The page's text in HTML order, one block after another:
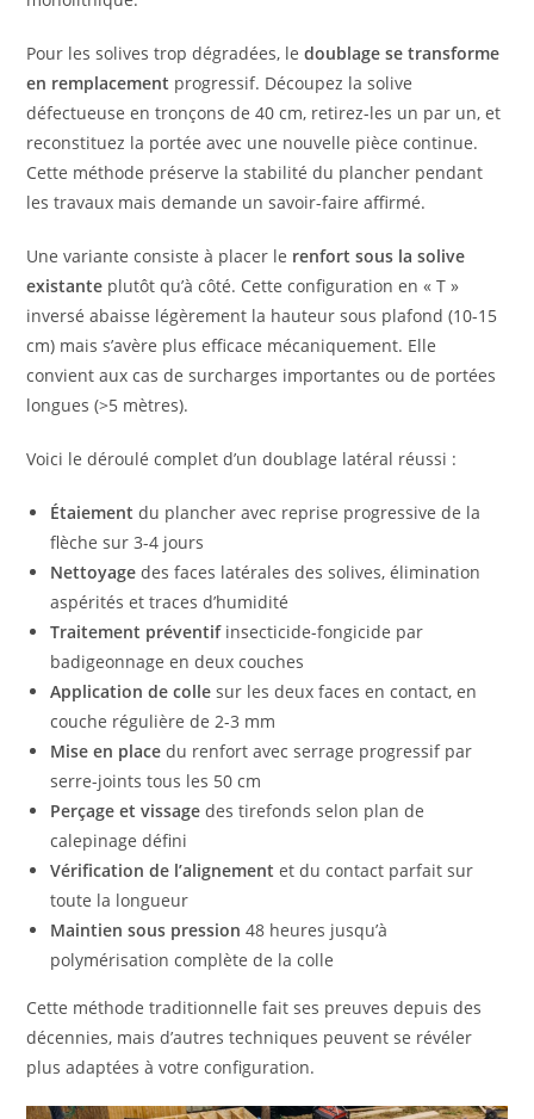
Pour les solives trop dégradées, ledoublage se transforme
en remplacement progressif. Découpez la solive
défectueuse en tronçons de 40 cm, retirez-les un par un, et
reconstituez la portée avec une nouvelle pièce continue.
Cette méthode préserve la stabilité du plancher pendant
les travaux mais demande un savoir-faire affirmé.
Une variante consiste à placer le renfort sous la solive
existante plutôt qu’à côté. Cette configuration en « T »
inversé abaisse légèrement la hauteur sous plafond (10-15
cm) mais s’avère plus efficace mécaniquement. Elle
convient aux cas de surcharges importantes ou de portées
longues (>5 mètres).
Voici le déroulé complet d’un doublage latéral réussi :
Étaiement du plancher avec reprise progressive de la
flèche sur 3-4 jours
Nettoyage des faces latérales des solives, élimination
aspérités et traces d’humidité
Traitement préventifinsecticide-fongicide par
badigeonnage en deux couches
Application de colle sur les deux faces en contact, en
couche régulière de 2-3 mm
Mise en place du renfort avec serrage progressif par
serre-joints tous les 50 cm
Perçage et vissage des tirefonds selon plan de
calepinage défini
Vérification de l’alignement et du contact parfait sur
toute la longueur
Maintien sous pression 48 heures jusqu’à
polymérisation complète de la colle
Cette méthode traditionnelle fait ses preuves depuis des
décennies, mais d’autres techniques peuvent se révéler
plus adaptées à votre configuration.